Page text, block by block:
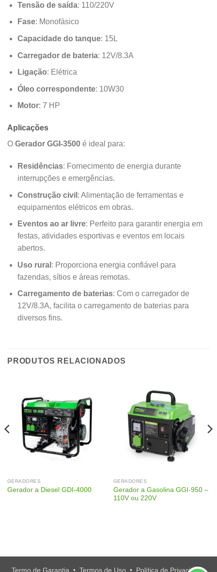
Tensão de saída: 110/220V
Fase: Monofásico
Capacidade do tanque: 15L
Carregador de bateria: 12V/8.3A
Ligação: Elétrica
Óleo correspondente: 10W30
Motor: 7 HP
Aplicações
O Gerador GGI-3500 é ideal para:
Residências: Fornecimento de energia durante
interrupções e emergências.
Construção civil : Alimentação de ferramentas e
equipamentos elétricos em obras.
Eventos ao ar livre: Perfeito para garantir energia em
festas, atividades esportivas e eventos em locais
abertos.
Uso rural : Proporciona energia confiável para
fazendas, sítios e áreas remotas.
Carregamento de baterias: Com o carregador de
12V/8.3A, facilita o carregamento de baterias para
diversos fins.
PRODUTOS RELACIONADOS
GERADORES
Gerador a Diesel GDI-4000
GERADORES
Gerador a Gasolina GGI-950 –
110V ou 220V
Termo de Garantia • Termos de Uso• Política de Privacidade